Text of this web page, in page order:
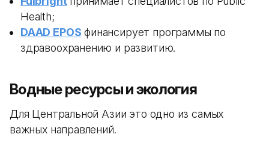
Health;
DAAD EPOS финансирует программы по
здравоохранению и развитию.
Водные ресурсы и экология
Для Центральной Азии это одно из самых
важных направлений.